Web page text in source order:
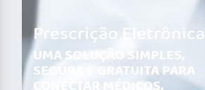
Prescrição Eletrônica
UMA SOLUÇÃO SIMPLES,
SEGURA E GRATUITA PARA